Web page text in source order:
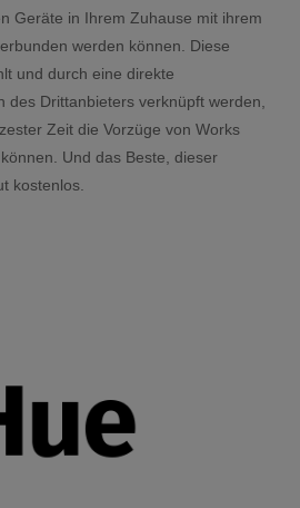
Geräte in Ihrem Zuhause mit ihrem
werden können. Diese
und durch eine direkte
des Drittanbieters verknüpft werden,
Zeit die Vorzüge von Works
Und das Beste, dieser
kostenlos.